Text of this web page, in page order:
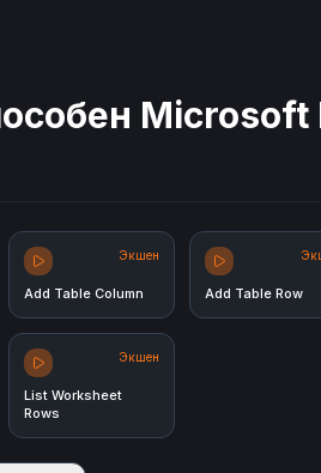
Microsoft
Экшен
Add Table Column Add Table Row
Экшен
List Worksheet
Rows